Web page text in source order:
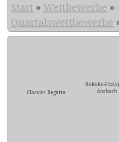
Start » Wettbewerbe »
Quartalswettbewerbe
Classics Regatta
Rokoko-
Ansbach